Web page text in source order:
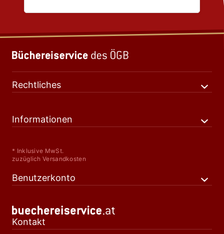
Rechtliches
Informationen
* Inklusive MwSt.
zuzüglich Versandkosten
Benutzerkonto
Kontakt